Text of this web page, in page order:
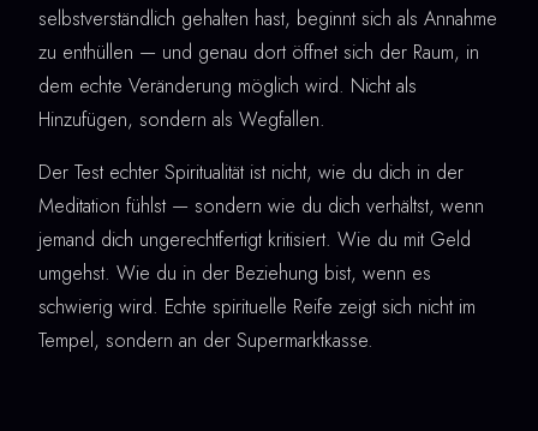
selbstverständlich gehalten hast, beginnt sich als Annahme
zu enthüllen — und genau dort öffnet sich der Raum, in
dem echte Veränderung möglich wird. Nicht als
Hinzufügen, sondern als Wegfallen.
Der Test echter Spiritualität ist nicht, wie du dich in der
Meditation fühlst — sondern wie du dich verhältst, wenn
jemand dich ungerechtfertigt kritisiert. Wie du mit Geld
umgehst. Wie du in der Beziehung bist, wenn es
schwierig wird. Echte spirituelle Reife zeigt sich nicht im
Tempel, sondern an der Supermarktkasse.